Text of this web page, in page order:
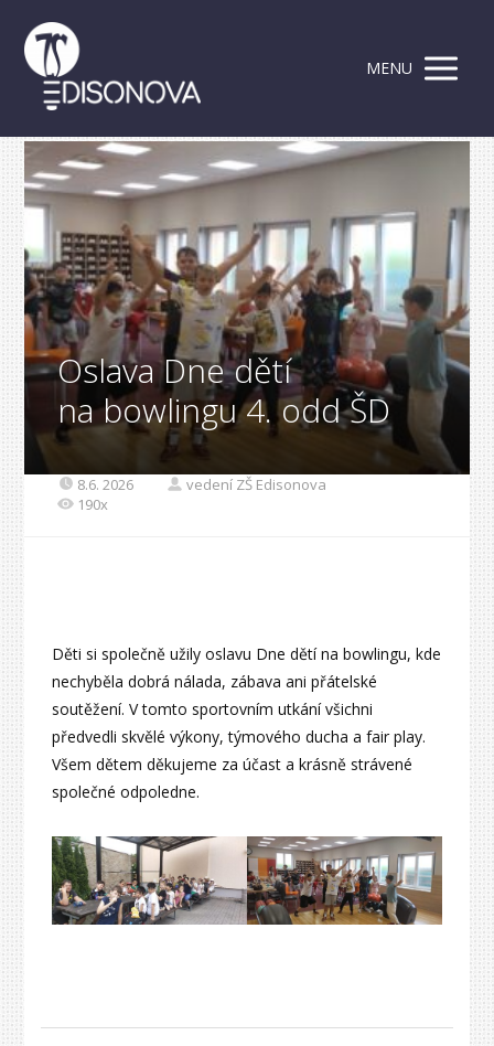
MENU
Oslava Dne dětí
na bowlingu 4. odd ŠD
8.6. 2026
vedení ZŠ Edisonova
190x
Děti si společně užily oslavu Dne dětí na bowlingu, kde
nechyběla dobrá nálada, zábava ani přátelské
soutěžení. V tomto sportovním utkání všichni
předvedli skvělé výkony, týmového ducha a fair play.
Všem dětem děkujeme za účast a krásně strávené
společné odpoledne.